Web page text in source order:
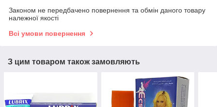
Законом не передбачено повернення та обмін даного товару
належної якості
Всі умови повернення
З цим товаром також замовляють